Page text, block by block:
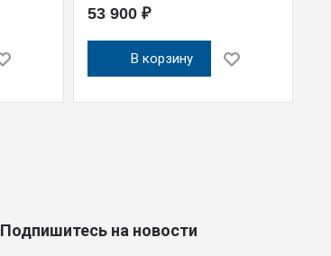
53 900 ₽
В корзину
Подпишитесь на новости